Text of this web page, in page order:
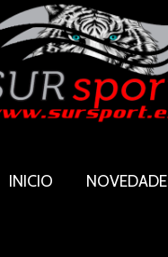
INICIO